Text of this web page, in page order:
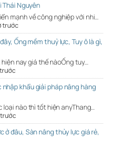
Nguyên
mạnh về công nghiệp với nhi…
trước
Ống mềm thuỷ lực, Tuy ô là gì,
nay giá thế nàoỐng tuy…
nhập khẩu giải pháp nâng hàng
loại nào thì tốt hiện anyThang…
ở đâu, Sàn nâng thủy lực giá rẻ,